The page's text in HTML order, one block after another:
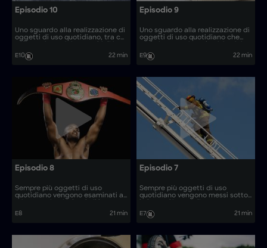
Episodio 10
Uno sguardo alla realizzazione di
oggetti di uso quotidiano, tra cui
acetato, che svela i materiali e i
processi produttivi unici utilizzati
E10 22 min
Episodio 9
Uno sguardo alla realizzazione di
oggetti di uso quotidiano che
utilizzati per la loro fabbricazione.
E9 22 min
Episodio 8
Sempre più oggetti di uso
quotidiano vengono esaminati al
processo di produzione. Come
vengono realizzati oggetti come
E8 21 min
Episodio 7
Sempre più oggetti di uso
quotidiano vengono messi sotto
rivelando il loro processo di
produzione. Come vengono
E7 21 min